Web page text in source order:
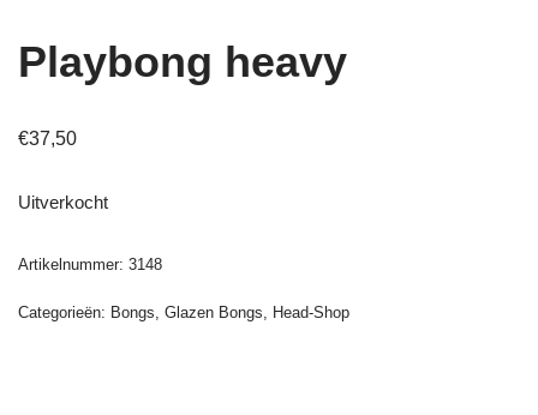
Playbong heavy
€37,50
Uitverkocht
Artikelnummer: 3148
Categorieën: Bongs Glazen Bongs Head-Shop